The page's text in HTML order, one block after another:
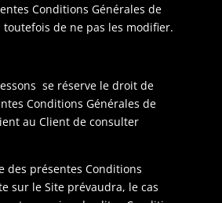
Conditions Générales de
de ne pas les modifier.
se réserve le droit de
Conditions Générales de
au Client de consulter
des présentes Conditions
sur le Site prévaudra, le cas